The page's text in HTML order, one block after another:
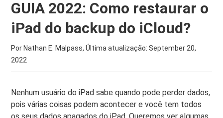
GUIA 2022: Como restaurar o
iPad do backup do iCloud?
Por Nathan E. Malpass, Última atualização:September 20,
2022
Nenhum usuário do iPad sabe quando pode perder dados,
pois várias coisas podem acontecer e você tem todos